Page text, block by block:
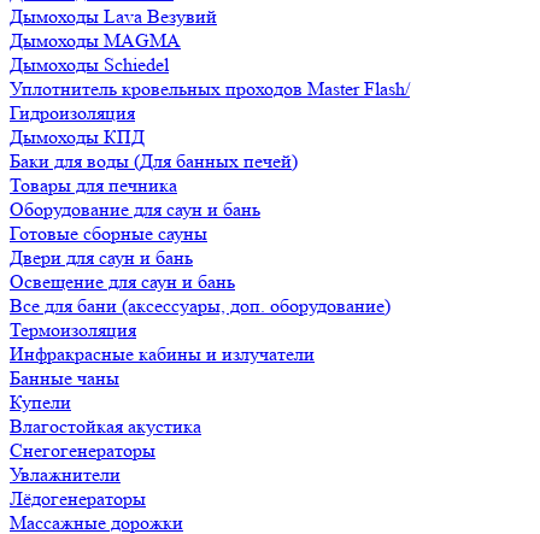
Дымоходы Lava Везувий
Дымоходы MAGMA
Дымоходы Schiedel
Уплотнитель кровельных проходов Master Flash/
Гидроизоляция
Дымоходы КПД
Баки для воды (Для банных печей)
Товары для печника
Оборудование для саун и бань
Готовые сборные сауны
Двери для саун и бань
Освещение для саун и бань
Все для бани (аксессуары, доп. оборудование)
Термоизоляция
Инфракрасные кабины и излучатели
Банные чаны
Купели
Влагостойкая акустика
Снегогенераторы
Увлажнители
Лёдогенераторы
Массажные дорожки